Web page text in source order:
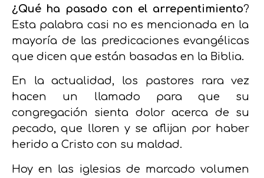
¿Qué ha pasado con el arrepentimiento?
Esta palabra casi no es mencionada en la
mayoría de las predicaciones evangélicas
que dicen que están basadas en la Biblia.
En la actualidad, los pastores rara vez
hacen un llamado para que su
congregación sienta dolor acerca de su
pecado, que lloren y se aflijan por haber
herido a Cristo con su maldad.
Hoy en las iglesias de marcado volumen